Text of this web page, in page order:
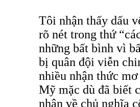
Tôi nhận thấy dấu
rõ nét trong thứ
những bất bình vì
bị quân đội viễn
nhiều nhận thức
Mỹ mặc dù đã biết
nhận về chủ nghĩa